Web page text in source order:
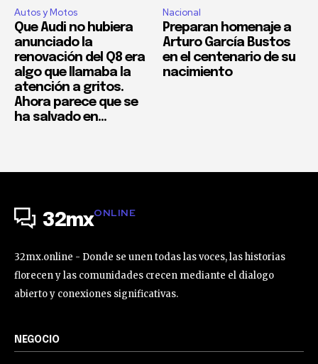
Autos y Motos
Que Audi no hubiera
anunciado la
renovación del Q8 era
algo que llamaba la
atención a gritos.
Ahora parece que se
ha salvado en...
Nacional
Preparan homenaje a
Arturo García Bustos
en el centenario de su
nacimiento
32mxONLINE
32mx.online - Donde se unen todas las voces, las historias
florecen y las comunidades crecen mediante el dialogo
abierto y conexiones significativas.
NEGOCIO